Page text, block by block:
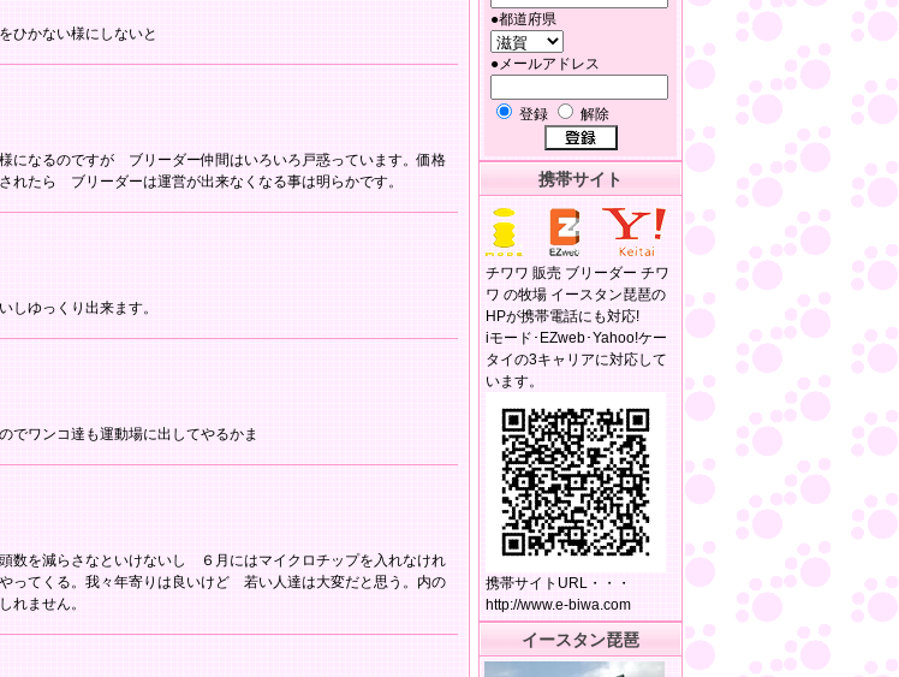
ひかない様にしないと
になるのですが ブリーダー仲間はいろいろ戸惑っています。価格
たら ブリーダーは運営が出来なくなる事は明らかです。
しゆっくり出来ます。
ワンコ達も運動場に出してやるかま
数を減らさなといけないし ６月にはマイクロチップを入れなけれ
ってくる。我々年寄りは良いけど 若い人達は大変だと思う。内の
ません。
●都道府県
●メールアドレス
登録 解除
携帯サイト
チワワ 販売 ブリーダー チワ
ワ の牧場 イースタン琵琶の
HPが携帯電話にも対応!
iモード･EZweb･Yahoo!ケー
タイの3キャリアに対応して
います。
携帯サイトURL・・・
http://www.e-biwa.com
イースタン琵琶